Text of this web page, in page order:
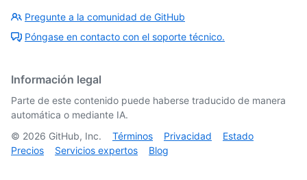
Pregunte a la comunidad de GitHub
Póngase en contacto con el soporte técnico.
Información legal
Parte de este contenido puede haberse traducido de manera
automática o mediante IA.
© 2026 GitHub, Inc. Términos Privacidad
Estado
Precios
Servicios expertos Blog